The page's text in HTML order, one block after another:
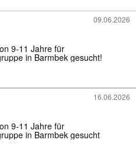
09.06.2026
9-11 Jahre für
in Barmbek gesucht!
16.06.2026
9-11 Jahre für
in Barmbek gesucht